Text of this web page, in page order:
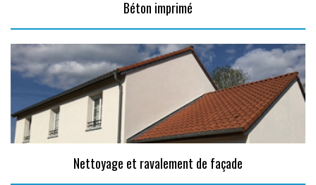
Béton imprimé
Nettoyage et ravalement de façade